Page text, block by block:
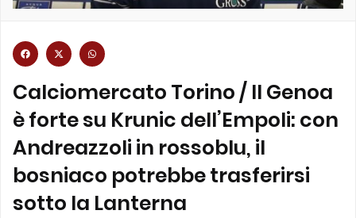
Calciomercato Torino / Il Genoa
è forte su Krunic dell’Empoli: con
Andreazzoli in rossoblu, il
bosniaco potrebbe trasferirsi
sotto la Lanterna